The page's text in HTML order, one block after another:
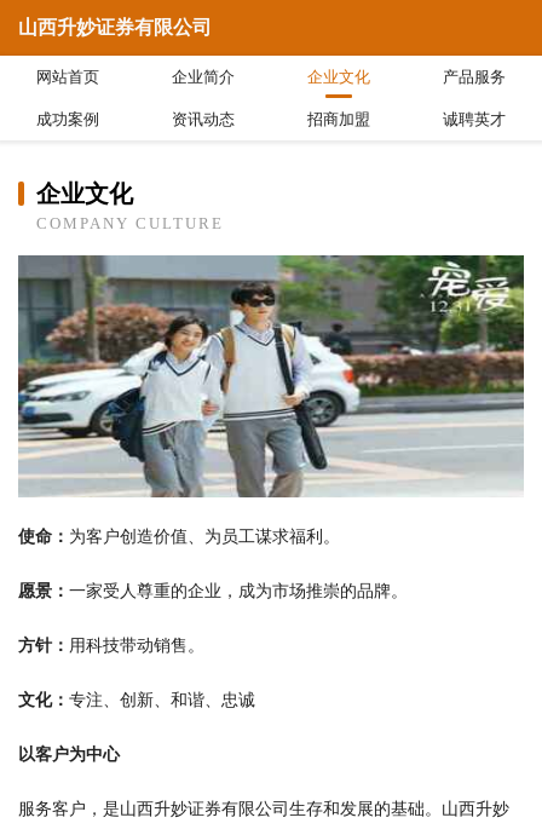
山西升妙证券有限公司
网站首页 企业简介 企业文化 产品服务
成功案例 资讯动态 招商加盟 诚聘英才
企业文化
COMPANY CULTURE
使命： 为客户创造价值、为员工谋求福利。
愿景： 一家受人尊重的企业，成为市场推崇的品牌。
方针： 用科技带动销售。
文化： 专注、创新、和谐、忠诚
以客户为中心
服务客户，是山西升妙证券有限公司生存和发展的基础。山西升妙